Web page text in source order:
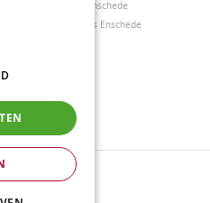
Tuinmeubelen Enschede
Woonaccessoires Enschede
Borghuis